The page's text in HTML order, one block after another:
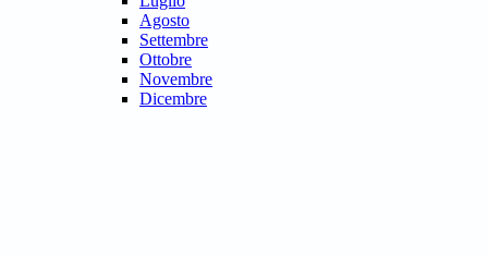
Agosto
Settembre
Ottobre
Novembre
Dicembre